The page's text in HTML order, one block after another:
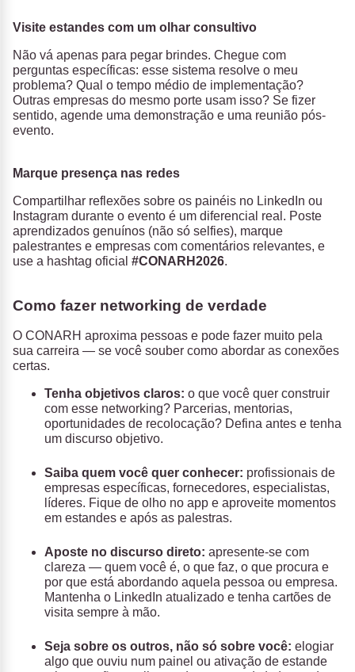
Visite estandes com um olhar consultivo
Não vá apenas para pegar brindes. Chegue com
perguntas específicas: esse sistema resolve o meu
problema? Qual o tempo médio de implementação?
Outras empresas do mesmo porte usam isso? Se fizer
sentido, agende uma demonstração e uma reunião pós-
evento.
Marque presença nas redes
Compartilhar reflexões sobre os painéis no LinkedIn ou
Instagram durante o evento é um diferencial real. Poste
aprendizados genuínos (não só selfies), marque
palestrantes e empresas com comentários relevantes, e
use a hashtag oficial #CONARH2026.
Como fazer networking de verdade
O CONARH aproxima pessoas e pode fazer muito pela
sua carreira — se você souber como abordar as conexões
certas.
Tenha objetivos claros: o que você quer construir
com esse networking? Parcerias, mentorias,
oportunidades de recolocação? Defina antes e tenha
um discurso objetivo.
Saiba quem você quer conhecer: profissionais de
empresas específicas, fornecedores, especialistas,
líderes. Fique de olho no app e aproveite momentos
em estandes e após as palestras.
Aposte no discurso direto: apresente-se com
clareza — quem você é, o que faz, o que procura e
por que está abordando aquela pessoa ou empresa.
Mantenha o LinkedIn atualizado e tenha cartões de
visita sempre à mão.
Seja sobre os outros, não só sobre você: elogiar
algo que ouviu num painel ou ativação de estande